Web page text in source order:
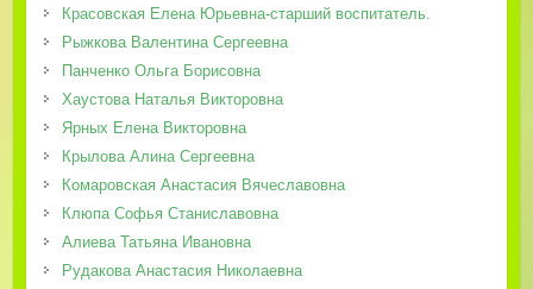
Красовская Елена Юрьевна-старший воспитатель.
Рыжкова Валентина Сергеевна
Панченко Ольга Борисовна
Хаустова Наталья Викторовна
Ярных Елена Викторовна
Крылова Алина Сергеевна
Комаровская Анастасия Вячеславовна
Клюпа Софья Станиславовна
Алиева Татьяна Ивановна
Рудакова Анастасия Николаевна